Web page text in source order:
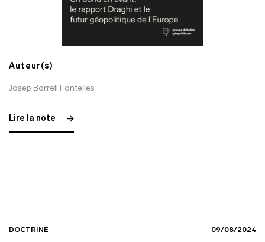
Auteur(s)
Josep Borrell Fontelles
Lire la note
DOCTRINE 09/08/2024